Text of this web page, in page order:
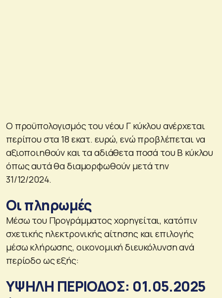
Ο προϋπολογισμός του νέου Γ κύκλου ανέρχεται
περίπου στα 18 εκατ. ευρώ, ενώ προβλέπεται να
αξιοποιηθούν και τα αδιάθετα ποσά του Β κύκλου
όπως αυτά θα διαμορφωθούν μετά την
31/12/2024.
Οι πληρωμές
Μέσω του Προγράμματος χορηγείται, κατόπιν
σχετικής ηλεκτρονικής αίτησης και επιλογής
μέσω κλήρωσης, οικονομική διευκόλυνση ανά
περίοδο ως εξής:
ΥΨΗΛΗ ΠΕΡΙΟΔΟΣ: 01.05.2025